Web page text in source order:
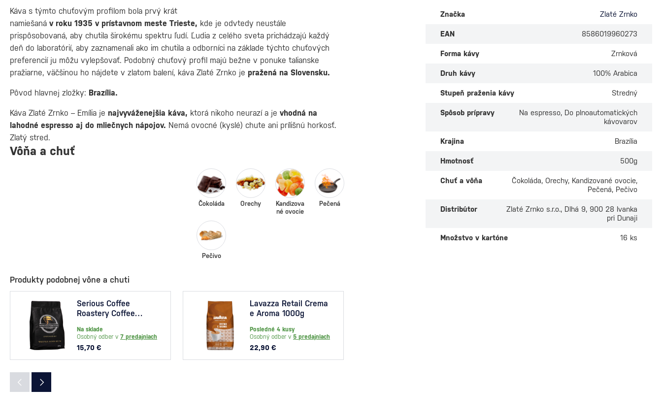
Káva s týmto chuťovým profilom bola prvý krát
namiešaná v roku 1935 v prístavnom meste Trieste, kde je odvtedy neustále
prispôsobovaná, aby chutila širokému spektru ľudí. Ľudia z celého sveta prichádzajú každý
deň do laboratórií, aby zaznamenali ako im chutila a odborníci na základe týchto chuťových
preferencií ju môžu vylepšovať. Podobný chuťový profil majú bežne v ponuke talianske
pražiarne, väčšinou ho nájdete v zlatom balení, káva Zlaté Zrnko je pražená na Slovensku.
Pôvod hlavnej zložky: Brazília.
Káva Zlaté Zrnko – Emília je najvyváženejšia káva, ktorá nikoho neurazí a je vhodná na
lahodné espresso aj do mliečnych nápojov. Nemá ovocné (kyslé) chute ani prílišnú horkosť.
Zlatý stred.
Vôňa a chuť
Čokoláda Orechy
Kandizova
né ovocie
Pečená
Pečivo
Produkty podobnej vône a chuti
Serious Coffee
Roastery Coffee
Rum 250g
Na sklade
Osobný odber v 7 predajniach
15,70 €
Lavazza Retail Crema
e Aroma 1000g
Posledné 4 kusy
Osobný odber v 5 predajniach
22,90 €
Značka Zlaté Zrnko
EAN 8586019960273
Forma kávy Zrnková
Druh kávy 100% Arabica
Stupeň praženia kávy Stredný
Spôsob prípravy
Na espresso, Do plnoautomatických
kávovarov
Krajina Brazília
Hmotnosť 500g
Chuť a vôňa
Čokoláda, Orechy, Kandizované ovocie,
Pečená, Pečivo
Distribútor
Zlaté Zrnko s.r.o., Dlhá 9, 900 28 Ivanka
pri Dunaji
Množstvo v kartóne 16 ks